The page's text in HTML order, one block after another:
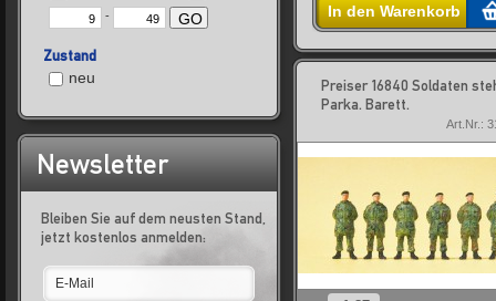
- GO
Zustand
neu
Newsletter
Bleiben Sie auf dem neusten Stand,
jetzt kostenlos anmelden:
In den Warenkorb
Preiser 16840 Soldaten
Parka. Barett.
Art.Nr.: